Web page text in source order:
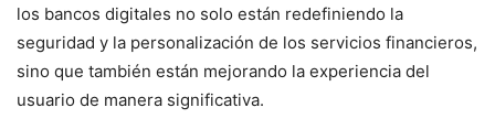
los bancos digitales no solo están redefiniendo la
seguridad y la personalización de los servicios financieros,
sino que también están mejorando la experiencia del
usuario de manera significativa.